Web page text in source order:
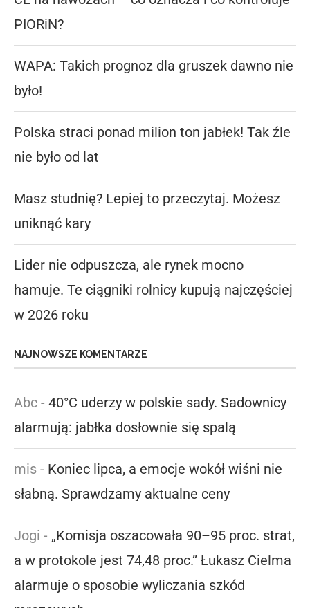
PIORiN?
WAPA: Takich prognoz dla gruszek dawno nie
było!
Polska straci ponad milion ton jabłek! Tak źle
nie było od lat
Masz studnię? Lepiej to przeczytaj. Możesz
uniknąć kary
Lider nie odpuszcza, ale rynek mocno
hamuje. Te ciągniki rolnicy kupują najczęściej
w 2026 roku
NAJNOWSZE KOMENTARZE
Abc - 40°C uderzy w polskie sady. Sadownicy
alarmują: jabłka dosłownie się spalą
mis - Koniec lipca, a emocje wokół wiśni nie
słabną. Sprawdzamy aktualne ceny
Jogi - „Komisja oszacowała 90–95 proc. strat,
a w protokole jest 74,48 proc.” Łukasz Cielma
alarmuje o sposobie wyliczania szkód